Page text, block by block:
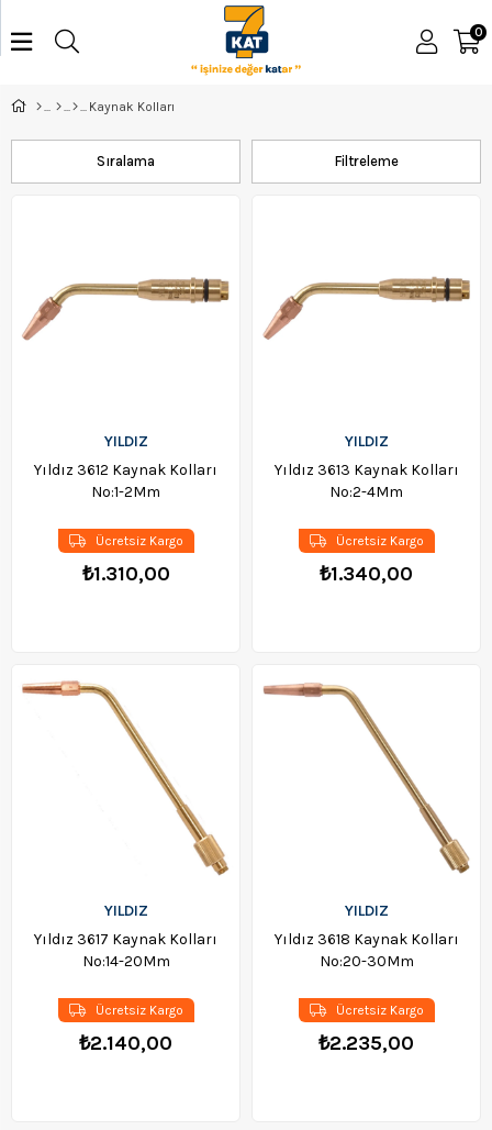
0
Kaynak Kolları
Filtreleme
Sıralama
YILDIZ
Yıldız 3612 Kaynak Kolları
No:1-2Mm
₺1.310,00
Ücretsiz Kargo
YILDIZ
Yıldız 3613 Kaynak Kolları
No:2-4Mm
₺1.340,00
Ücretsiz Kargo
YILDIZ
Yıldız 3617 Kaynak Kolları
No:14-20Mm
₺2.140,00
Ücretsiz Kargo
YILDIZ
Yıldız 3618 Kaynak Kolları
No:20-30Mm
₺2.235,00
Ücretsiz Kargo